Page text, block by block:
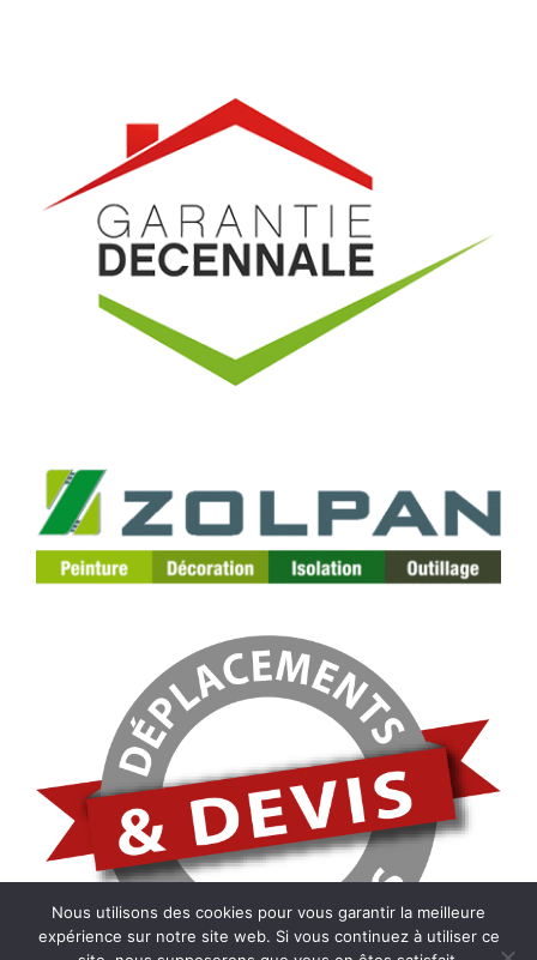
Nous utilisons des cookies pour vous garantir la meilleure
expérience sur notre site web. Si vous continuez à utiliser ce